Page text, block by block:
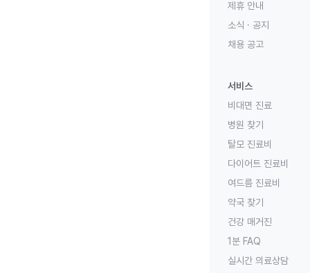
제휴 안내
소식 · 공지
채용 공고
서비스
비대면 진료
병원 찾기
탈모 진료비
다이어트 진료비
여드름 진료비
약국 찾기
건강 매거진
1분 FAQ
실시간 의료상담